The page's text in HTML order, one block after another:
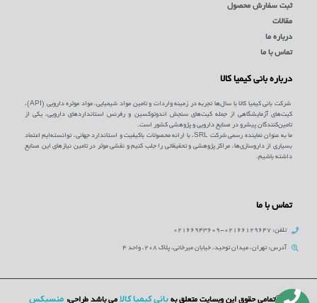
ثبت سفارش محصول
مقالات
درباره ما
تماس با ما
درباره بانی کیمیا کالا
شرکت بانی کیمیا کالا با سال‌ها تجربه در زمینه واردات و تامین مواد شیمیایی، مواد موثره دارویی (API)،
کیت‌های آزمایشگاهی از جمله کیت‌های سنجش اندوتوکسین و رفرنس استانداردهای دارویی، یکی از
تامین‌کنندگان پیشرو در صنایع دارویی و پژوهشی کشور است.
ما به عنوان نماینده رسمی شرکت SRL، با ارائه محصولات باکیفیت و استاندارد جهانی، توانسته‌ایم اعتماد
بسیاری از داروسازی‌ها، مراکز پژوهشی و تحقیقاتی را جلب کنیم و نقشی موثر در تامین نیازهای این صنایع
داشته باشیم.
تماس با ما
تلفن: 02166129647-02166943609
آدرس: تهران، میدان توحید، خیابان میرخانی، پلاک 208، واحد 4
©تمامی حقوق این وبسایت متعلق به بانی کیمیا کالا می باشد طراحی: منسیکس